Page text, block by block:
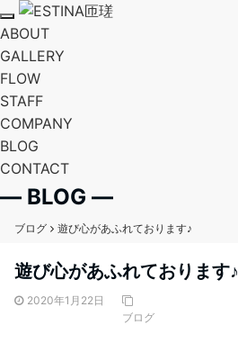
T
o
g
g
l
n
a
v
i
a
i
ABOUT
GALLERY
FLOW
STAFF
COMPANY
BLOG
CONTACT
― BLOG ―
ブログ 遊び心があふれております♪
遊び心があふれております♪
2020年1月22日
ブログ